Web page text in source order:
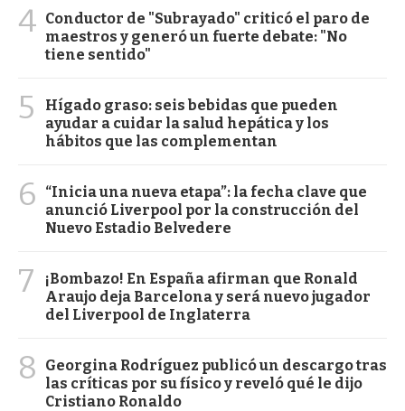
4 Conductor de "Subrayado" criticó el paro de
maestros y generó un fuerte debate: "No
tiene sentido"
5
Hígado graso: seis bebidas que pueden
ayudar a cuidar la salud hepática y los
hábitos que las complementan
6
“Inicia una nueva etapa”: la fecha clave que
anunció Liverpool por la construcción del
Nuevo Estadio Belvedere
7
¡Bombazo! En España afirman que Ronald
Araujo deja Barcelona y será nuevo jugador
del Liverpool de Inglaterra
8
Georgina Rodríguez publicó un descargo tras
las críticas por su físico y reveló qué le dijo
Cristiano Ronaldo